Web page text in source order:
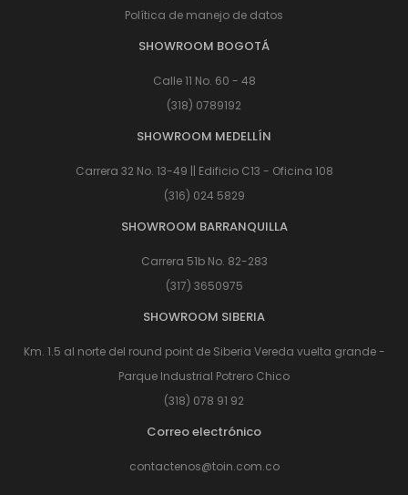
Política de manejo de datos
SHOWROOM BOGOTÁ
Calle 11 No. 60 - 48
(318) 0789192
SHOWROOM MEDELLÍN
Carrera 32 No. 13-49 || Edificio C13 - Oficina 108
(316) 024 5829
SHOWROOM BARRANQUILLA
Carrera 51b No. 82-283
(317) 3650975
SHOWROOM SIBERIA
Km. 1.5 al norte del round point de Siberia Vereda vuelta grande -
Parque Industrial Potrero Chico
(318) 078 91 92
Correo electrónico
contactenos@toin.com.co